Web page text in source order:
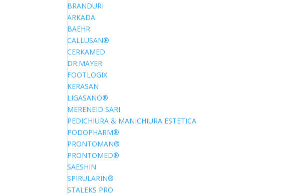
BRANDURI
ARKADA
BAEHR
CALLUSAN®
CERKAMED
DR.MAYER
FOOTLOGIX
KERASAN
LIGASANO®
MERENEID SARI
PEDICHIURA & MANICHIURA ESTETICA
PODOPHARM®
PRONTOMAN®
PRONTOMED®
SAESHIN
SPIRULARIN®
STALEKS PRO